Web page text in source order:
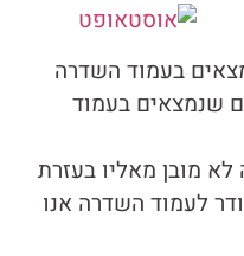
בעמוד השדרה
שנמצאים בעמוד
לא מובן מאליו בעזרת
לעמוד השדרה אנו